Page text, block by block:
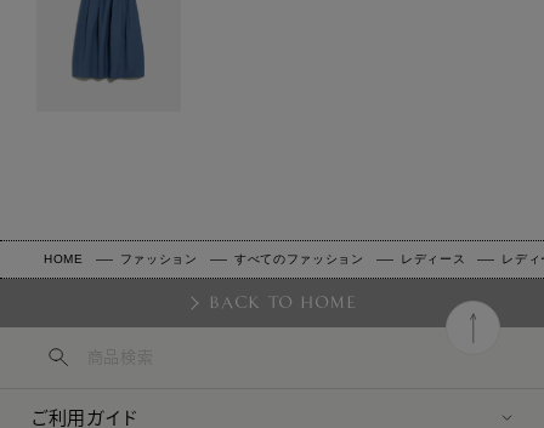
HOME ファッション すべてのファッション レディース レディ
BACK TO HOME
ご利用ガイド